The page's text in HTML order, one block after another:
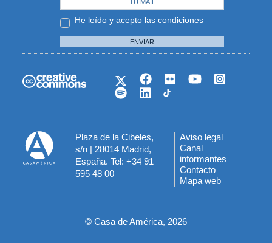
He leído y acepto las condiciones
ENVIAR
Plaza de la Cibeles,
s/n | 28014 Madrid,
España. Tel: +34 91
595 48 00
Menú
del
pie
Aviso legal
Canal
informantes
Contacto
Mapa web
© Casa de América, 2026